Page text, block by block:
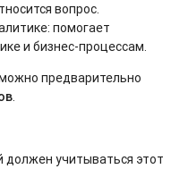
вопрос.
помогает
и бизнес-процессам.
предварительно
.
должен учитываться этот